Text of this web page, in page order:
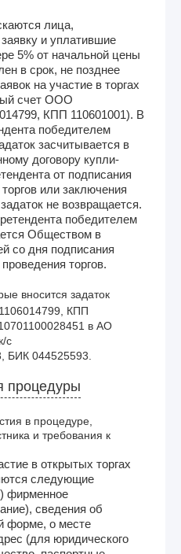
лица,
и уплатившие
5% от начальной цены
в срок, не позднее
на участие в торгах
счет ООО
КПП 110601001). В
победителем
засчитывается в
договору купли-
от подписания
или заключения
не возвращается.
победителем
Обществом в
со дня подписания
торгов.
вносится задаток
КПП
в АО
с
БИК 044525593.
процедуры
в процедуре,
и требования к
в открытых торгах
следующие
фирменное
сведения об
форме, о месте
(для юридического